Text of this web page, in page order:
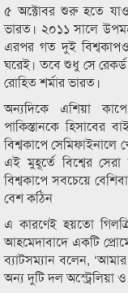
৫ অক্টোবর শুরু হতে
ভারত। ২০১১ সালে
এরপর গত দুই বিশ্বকাপও
ঘরেই। তবে শুধু সে রেকর্ড
রোহিত শর্মার ভারত।
অন্যদিকে এশিয়া
পাকিস্তানকে হিসাবের
বিশ্বকাপে সেমিফাইনালে
এই মুহূর্তে বিশ্বের
বিশ্বকাপে সবচেয়ে
বেশ কঠিন
এ কারণেই হয়তো
আহমেদাবাদে একটি
ব্যাটসম্যান বলেন,
অন্য দুটি দল অস্ট্রেলিয়া ও